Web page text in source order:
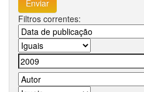
Filtros correntes: